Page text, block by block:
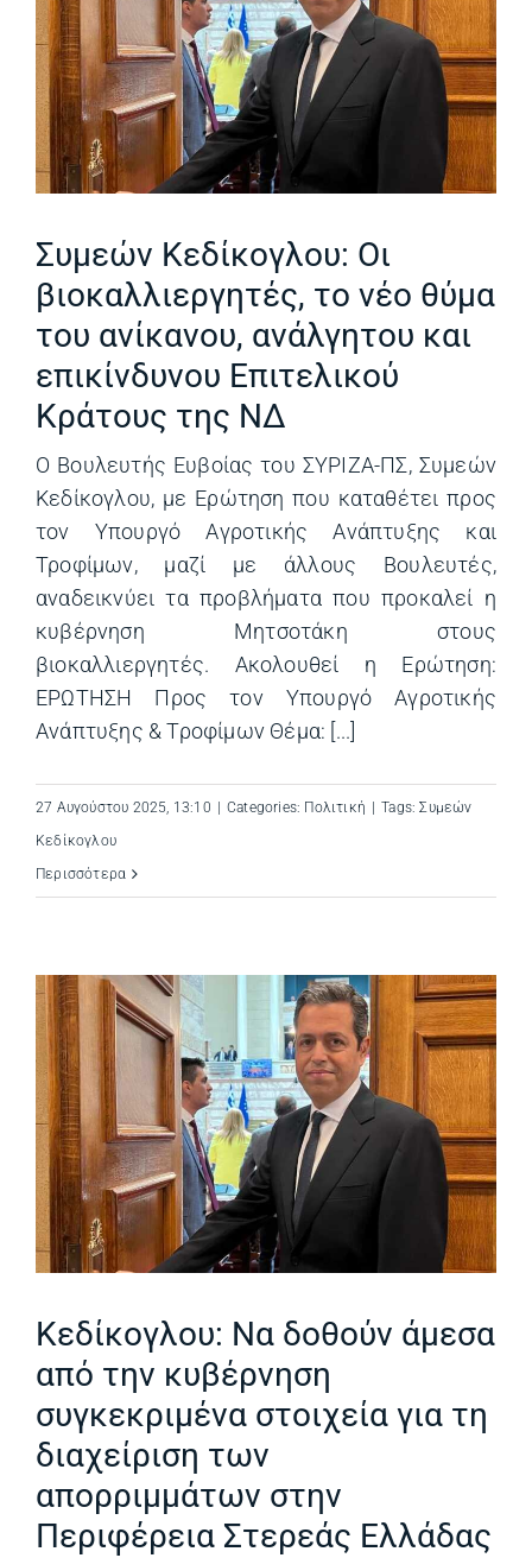
Συμεών Κεδίκογλου: Οι
βιοκαλλιεργητές, το νέο θύμα
του ανίκανου, ανάλγητου και
επικίνδυνου Επιτελικού
Κράτους της ΝΔ
Ο Βουλευτής Ευβοίας του ΣΥΡΙΖΑ-ΠΣ, Συμεών
Κεδίκογλου, με Ερώτηση που καταθέτει προς
τον Υπουργό Αγροτικής Ανάπτυξης και
Τροφίμων, μαζί με άλλους Βουλευτές,
αναδεικνύει τα προβλήματα που προκαλεί η
κυβέρνηση Μητσοτάκη στους
βιοκαλλιεργητές. Ακολουθεί η Ερώτηση:
ΕΡΩΤΗΣΗ Προς τον Υπουργό Αγροτικής
Ανάπτυξης & Τροφίμων Θέμα: [...]
27 Αυγούστου 2025, 13:10 Categories: Πολιτική Tags:Συμεών
Κεδίκογλου
Περισσότερα
Kεδίκογλου: Να δοθούν άμεσα
από την κυβέρνηση
συγκεκριμένα στοιχεία για τη
διαχείριση των
απορριμμάτων στην
Περιφέρεια Στερεάς Ελλάδας